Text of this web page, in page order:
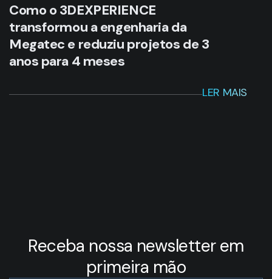
Como o 3DEXPERIENCE
transformou a engenharia da
Megatec e reduziu projetos de 3
anos para 4 meses
LER MAIS
Receba nossa newsletter em
primeira mão